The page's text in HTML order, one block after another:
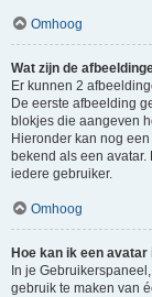
Omhoog
Wat zijn de
Er kunnen 2
De eerste afbeelding
blokjes die aangeven
Hieronder kan nog
bekend als een
iedere gebruiker.
Omhoog
Hoe kan ik een
In je
gebruik te maken van